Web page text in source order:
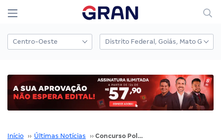
Início ›› Últimas Notícias ›› Concurso Politec RO: Superintendência debate realização de certame